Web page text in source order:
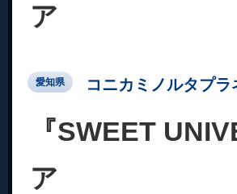
ア
愛知県 コニカミノルタプ
『SWEET
ア